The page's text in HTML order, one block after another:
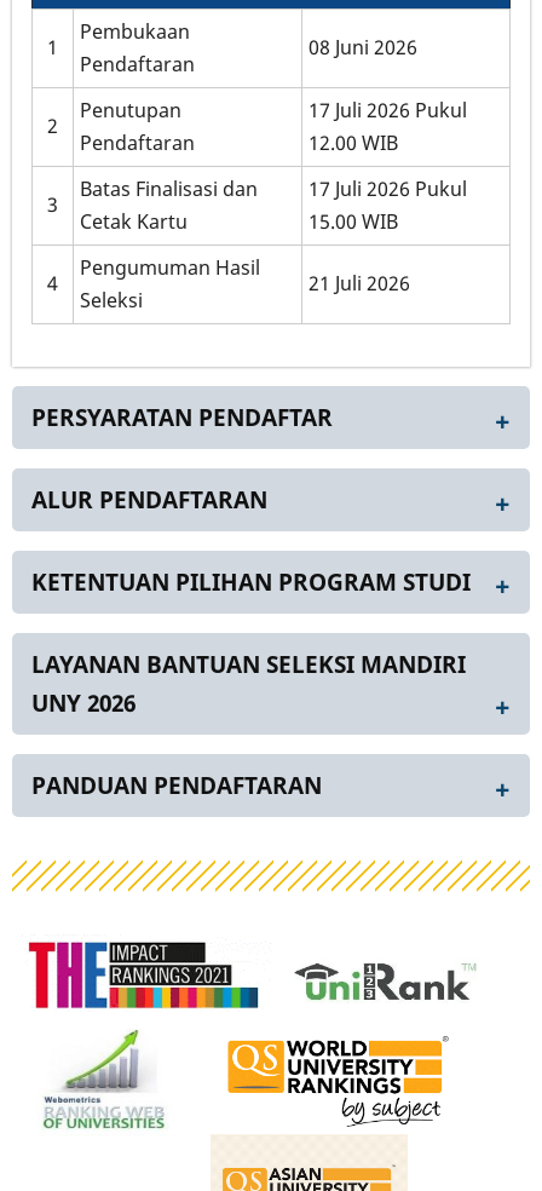
1
Pembukaan
Pendaftaran
08 Juni 2026
2
Penutupan
Pendaftaran
17 Juli 2026 Pukul
12.00 WIB
3
Batas Finalisasi dan
Cetak Kartu
17 Juli 2026 Pukul
15.00 WIB
4
Pengumuman Hasil
Seleksi
21 Juli 2026
PERSYARATAN PENDAFTAR
ALUR PENDAFTARAN
KETENTUAN PILIHAN PROGRAM STUDI
LAYANAN BANTUAN SELEKSI MANDIRI
UNY 2026
PANDUAN PENDAFTARAN